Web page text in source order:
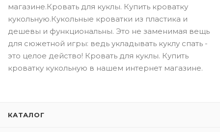
магазине.Кровать для куклы. Купить кроватку
кукольную.Кукольные кроватки из пластика и
дешевы и функциональны. Это не заменимая вещь
для сюжетной игры: ведь укладывать куклу спать -
это целое действо! Кровать для куклы. Купить
кроватку кукольную в нашем интернет магазине.
КАТАЛОГ